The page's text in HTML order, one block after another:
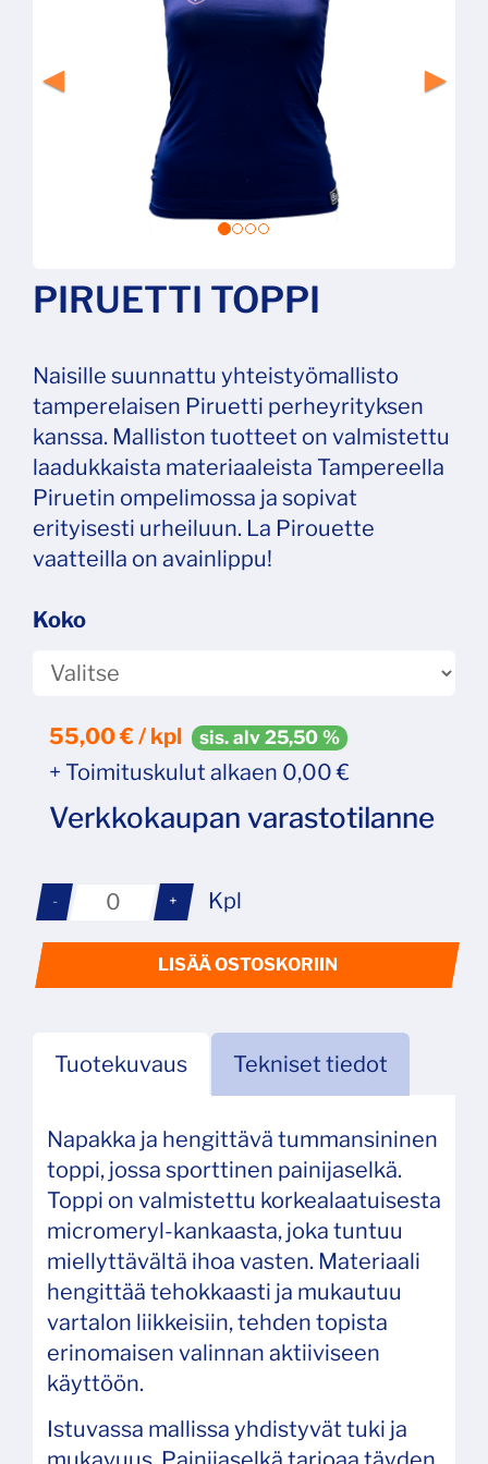
PIRUETTI TOPPI
Naisille suunnattu yhteistyömallisto
tamperelaisen Piruetti perheyrityksen
kanssa. Malliston tuotteet on valmistettu
laadukkaista materiaaleista Tampereella
Piruetin ompelimossa ja sopivat
erityisesti urheiluun. La Pirouette
vaatteilla on avainlippu!
Koko
55,00€ / kpl sis. alv 25,50 %
+ Toimituskulut alkaen 0,00 €
Verkkokaupan varastotilanne
- + Kpl
LISÄÄ OSTOSKORIIN
Tuotekuvaus Tekniset tiedot
Napakka ja hengittävä tummansininen
toppi, jossa sporttinen painijaselkä.
Toppi on valmistettu korkealaatuisesta
micromeryl-kankaasta, joka tuntuu
miellyttävältä ihoa vasten. Materiaali
hengittää tehokkaasti ja mukautuu
vartalon liikkeisiin, tehden topista
erinomaisen valinnan aktiiviseen
käyttöön.
Istuvassa mallissa yhdistyvät tuki ja